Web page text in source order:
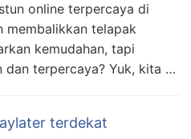
online terpercaya di
membalikkan telapak
kemudahan, tapi
dan terpercaya? Yuk, kita …
terdekat